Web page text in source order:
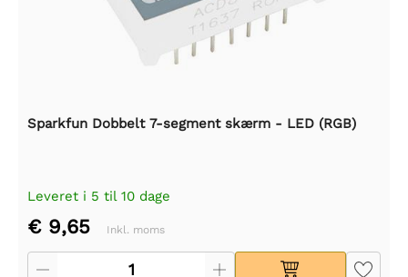
Sparkfun Dobbelt 7-segment skærm - LED (RGB)
Leveret i 5 til 10 dage
€ 9,65 Inkl. moms